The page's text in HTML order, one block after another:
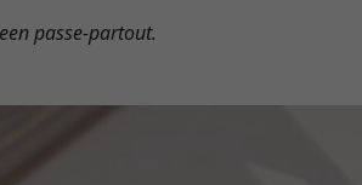
passe-partout.